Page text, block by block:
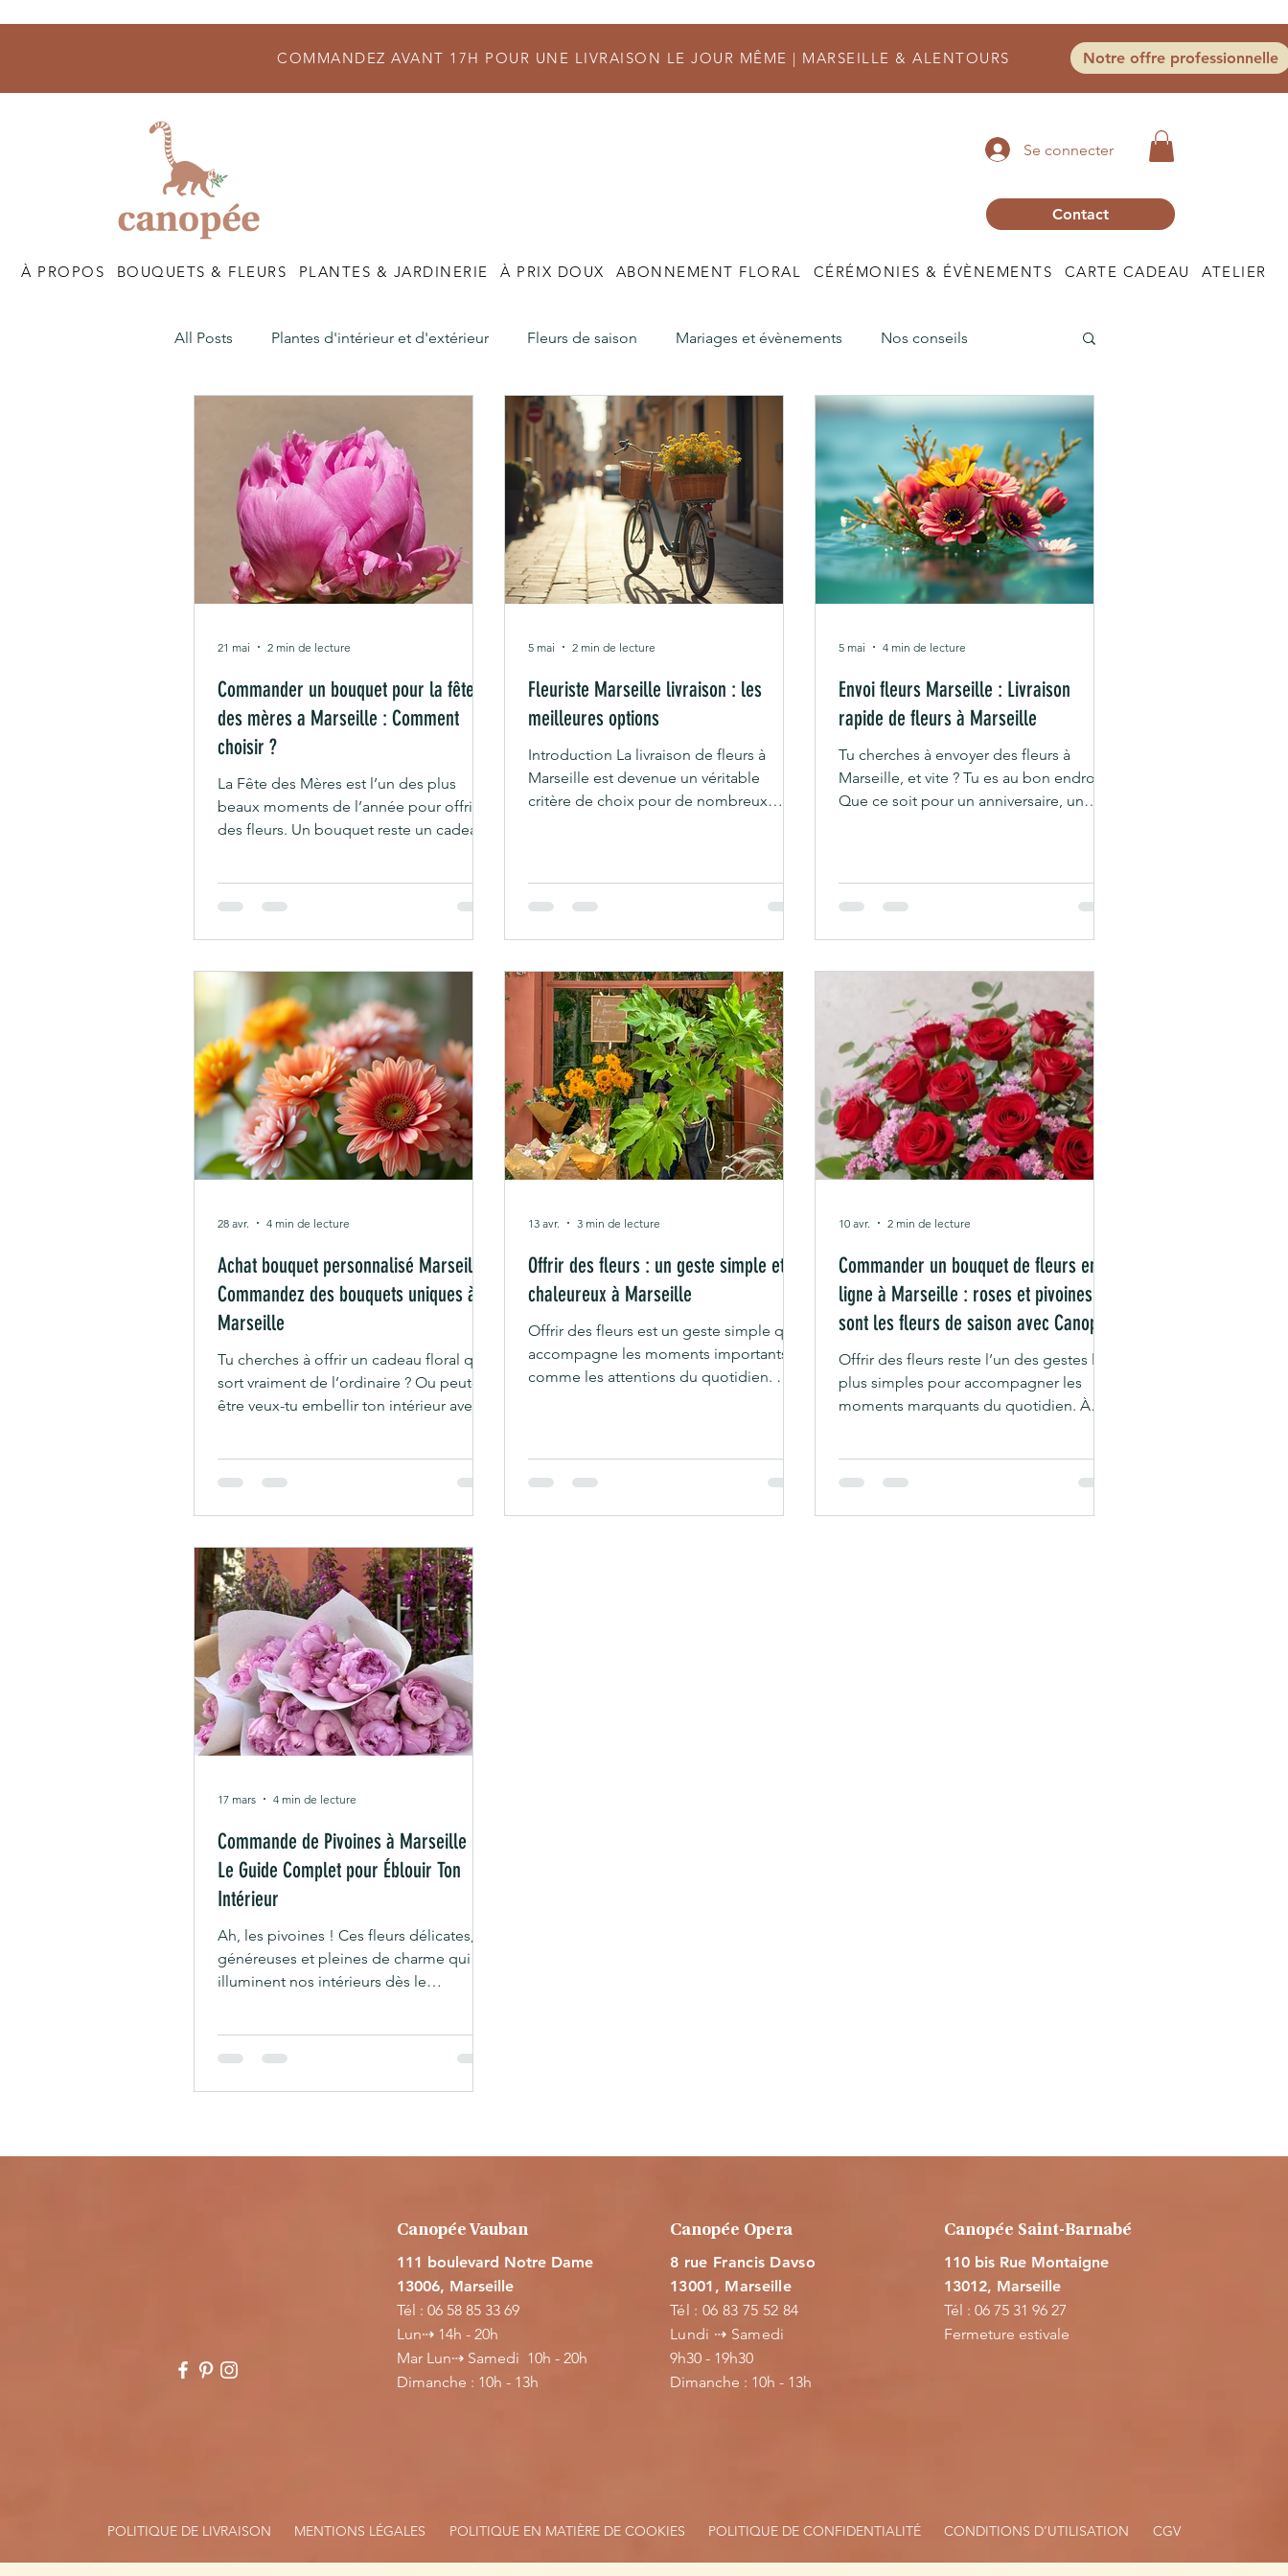
COMMANDEZ AVANT 17H POUR UNE LIVRAISON LE JOUR MÊME | MARSEILLE & ALENTOURS Notre offre professionnelle
Se connecter
Contact
À PROPOS BOUQUETS & FLEURS PLANTES & JARDINERIE À PRIX DOUX ABONNEMENT FLORAL CÉRÉMONIES & ÉVÈNEMENTS CARTE CADEAU ATELIER
All Posts Plantes d'intérieur et d'extérieur Fleurs de saison Mariages et évènements Nos conseils
Commande et Livraison Fleuriste
Commander un bouquet pour la fête
des mères a Marseille : Comment
choisir ?
La Fête des Mères est l’un des plus
beaux moments de l’année pour offrir
des fleurs. Un bouquet reste un cadeau
Chez Canopée Marseille, nous avons
assumée autour de deux façons d’offrir
des fleurs pour la Fête des Mères : notre
Bouquet Signature et notre Brassée de
Pivoines. Deux styles différents, une
même envie : célébrer les mamans avec
des fleurs fraîches, de saison
21 mai 2 min de lecture
Fleuriste Marseille livraison : les
meilleures options
Introduction La livraison de fleurs à
Marseille est devenue un véritable
critère de choix pour de nombreux
rapidement dans presque tous les
quartiers de la ville. Cependant, toutes
niveau de qualité. Entre les grandes
enseignes fonctionnant avec des
bouquets standardisés et les fleurist
5 mai 2 min de lecture
Envoi fleurs Marseille : Livraison
rapide de fleurs à Marseille
Tu cherches à envoyer des fleurs à
Marseille, et vite ? Tu es au bon endroit !
Que ce soit pour un anniversaire, un
bouquet frais, joli, et surtout, sans stress.
Pourquoi choisir un service d’envoi
ce moment où on se dit : "Oh mince, j’ai
oublié la date importante !"
5 mai 4 min de lecture
Achat bouquet personnalisé Marseille :
Commandez des bouquets uniques à
Marseille
Tu cherches à offrir un cadeau floral qui
sort vraiment de l’ordinaire ? Ou peut-
être veux-tu embellir ton intérieur avec
pour créer des bouquets uniques,
Ici, je te raconte tout sur l’achat bouquet
personnalisé Marseille et comment
dénicher la perle rare pour toi ou tes
proches. 🌸 Pourquoi choisir un
bouquet personnalisé à Marseille ?
Marseille, c’est une ville
28 avr. 4 min de lecture
Offrir des fleurs : un geste simple et
chaleureux à Marseille
Offrir des fleurs est un geste simple qui
accompagne les moments importants,
comme les attentions du quotidien. 🌼
pour un anniversaire, une célébration ou
simplement pour faire plaisir, nous
13 avr. 3 min de lecture
Commander un bouquet de fleurs en
ligne à Marseille : roses et pivoines
sont les fleurs de saison avec Canopée
Offrir des fleurs reste l’un des gestes les
plus simples pour accompagner les
moments marquants du quotidien. À
d’affection, remercier un proche ou
spontanée. Si la rose demeure une fleur
10 avr. 2 min de lecture
Commande de Pivoines à Marseille :
Le Guide Complet pour Éblouir Ton
Intérieur
Ah, les pivoines ! Ces fleurs délicates,
généreuses et pleines de charme qui
illuminent nos intérieurs dès le
commander une botte de pivoines pour
fait toujours plaisir. Mais comment s’y
17 mars 4 min de lecture
Canopée Vauban
111 boulevard Notre Dame
13006, Marseille
Tél : 06 58 85 33 69
Lun⇢ 14h - 20h
Mar Lun⇢ Samedi 10h - 20h
​Dimanche : 10h - 13h
Canopée Opera
8 rue Francis Davso
13001, Marseille
Tél : 06 83 75 52 84
Lundi ⇢ Samedi
9h30 - 19h30
​Dimanche : 10h - 13h
Canopée Saint-Barnabé
110 bis Rue Montaigne
13012, Marseille
Tél : 06 75 31 96 27
Fermeture estivale
POLITIQUE DE LIVRAISON MENTIONS LÉGALES POLITIQUE EN MATIÈRE DE COOKIES POLITIQUE DE CONFIDENTIALITÉ CONDITIONS D’UTILISATION CGV